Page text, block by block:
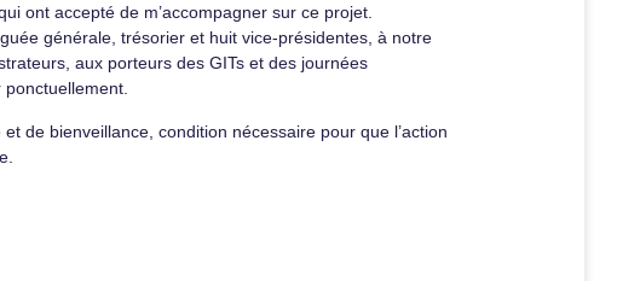
ont accepté de m’accompagner sur ce projet.
générale, trésorier et huit vice-présidentes, à notre
aux porteurs des GITs et des journées
ponctuellement.
de bienveillance, condition nécessaire pour que l’action